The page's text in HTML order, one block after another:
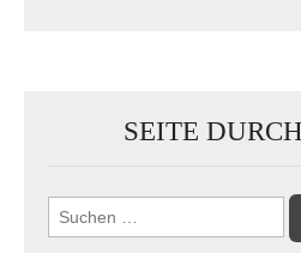
SEITE
Suchen
nach: